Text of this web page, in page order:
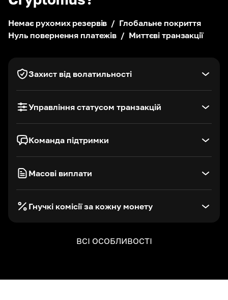
Платіть за допомогою Cryptomus
Wallet Connect
Немає рухомих резервів / Глобальне покриття
Нуль повернення платежів / Миттєві транзакції
Захист від волатильності
Команда підтримки
Управління статусом транзакцій
Масові виплати
Гнучкі комісії за кожну монету
ВСІ ОСОБЛИВОСТІ